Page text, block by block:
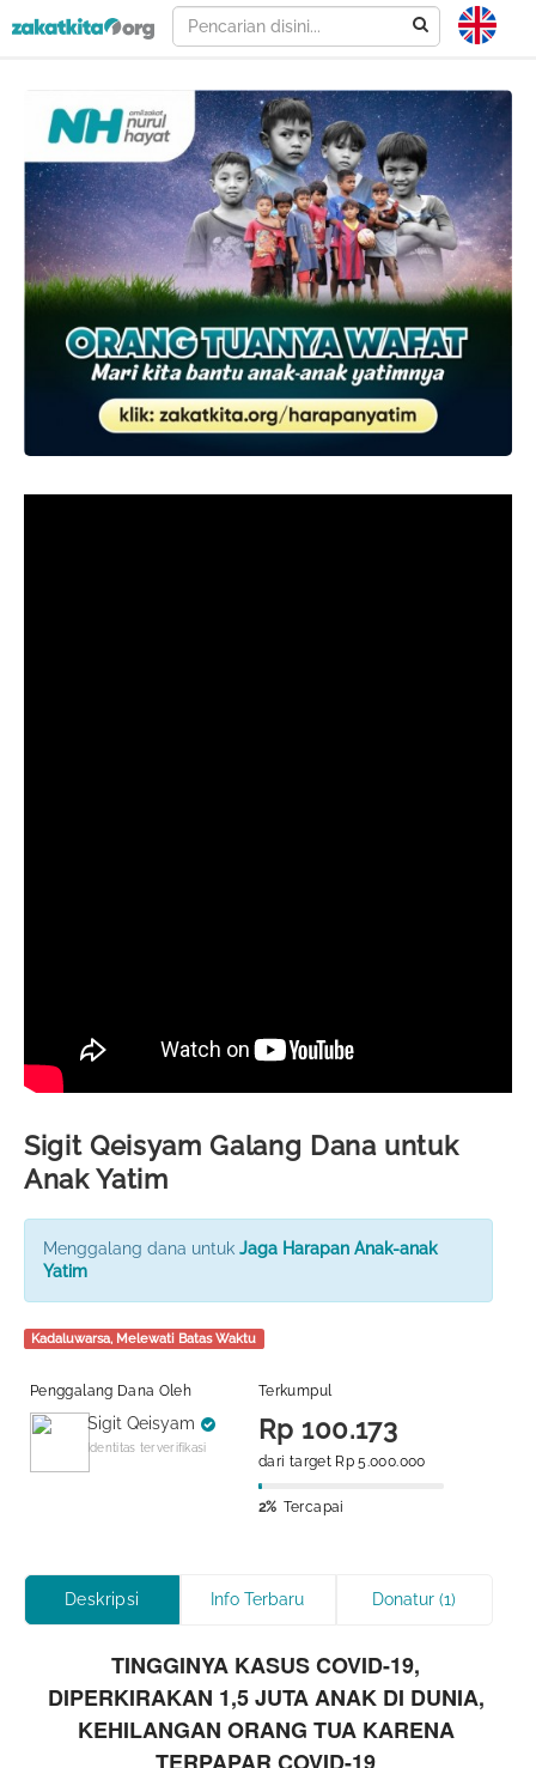
Sigit Qeisyam Galang Dana untuk
Anak Yatim
Menggalang dana untuk Jaga Harapan Anak-anak
Yatim
Kadaluwarsa, Melewati Batas Waktu
Penggalang Dana Oleh
Sigit Qeisyam
Identitas terverifikasi
Terkumpul
Rp 100.173
dari target Rp 5.000.000
2% Tercapai
Deskripsi Info Terbaru Donatur (1)
TINGGINYA KASUS COVID-19,
DIPERKIRAKAN 1,5 JUTA ANAK DI DUNIA,
KEHILANGAN ORANG TUA KARENA